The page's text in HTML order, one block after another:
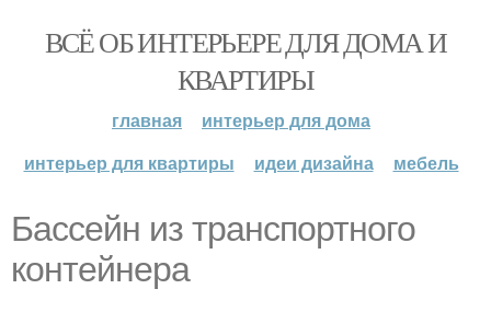
ВСЁ ОБ ИНТЕРЬЕРЕ ДЛЯ ДОМА И
КВАРТИРЫ
главная
интерьер для дома
интерьер для квартиры
идеи дизайна мебель
Бассейн из транспортного
контейнера